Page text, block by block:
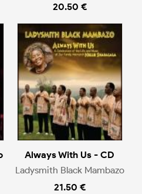
20.50 €
Always With Us - CD
Ladysmith Black Mambazo
21.50 €